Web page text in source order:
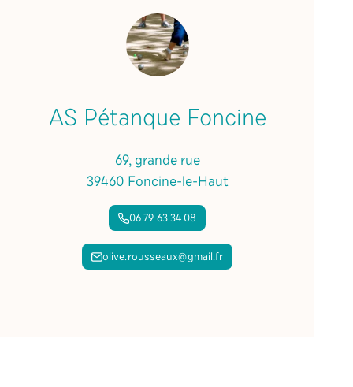
AS Pétanque Foncine
69, grande rue
39460 Foncine-le-Haut
06 79 63 34 08
olive.rousseaux@gmail.fr